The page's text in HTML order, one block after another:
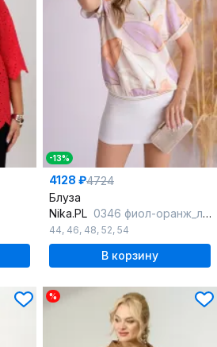
-13%
4128 ₽4724
Блуза
Nika.PL 0346 фиол-оранж_листья
44, 46, 48, 52, 54
В корзину
%